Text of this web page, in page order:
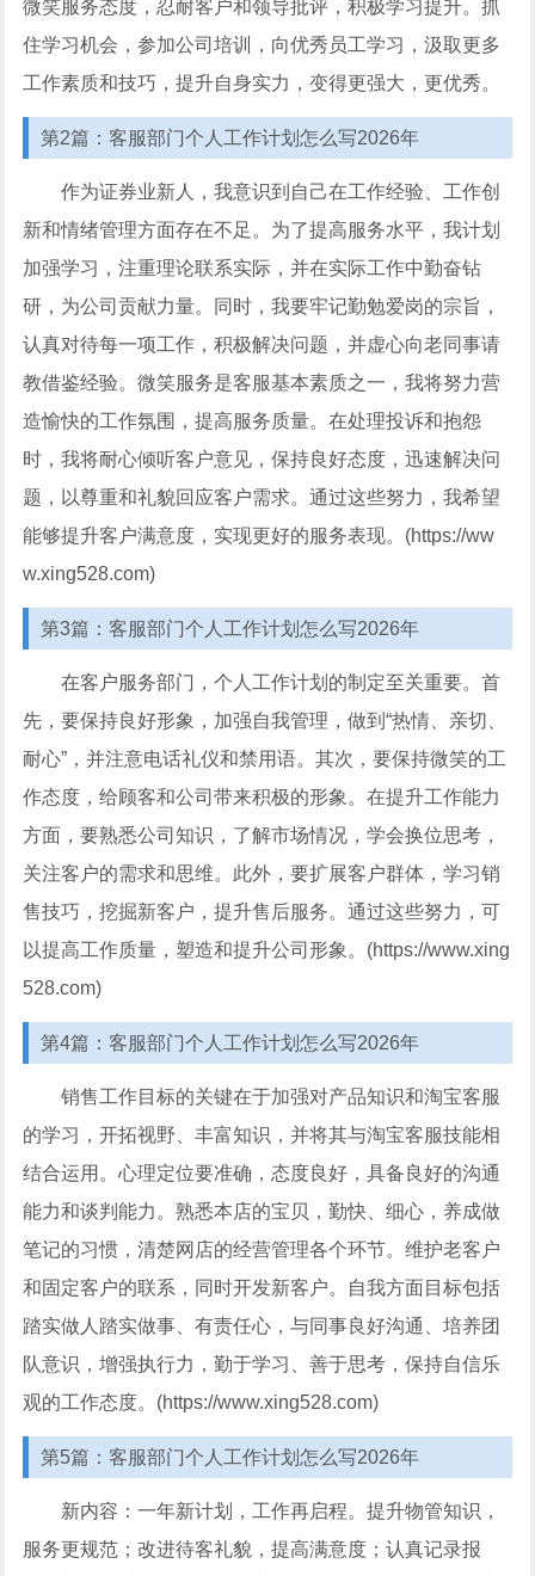
微笑服务态度，忍耐客户和领导批评，积极学习提升。抓
住学习机会，参加公司培训，向优秀员工学习，汲取更多
工作素质和技巧，提升自身实力，变得更强大，更优秀。
第2篇：客服部门个人工作计划怎么写2026年
作为证券业新人，我意识到自己在工作经验、工作创
新和情绪管理方面存在不足。为了提高服务水平，我计划
加强学习，注重理论联系实际，并在实际工作中勤奋钻
研，为公司贡献力量。同时，我要牢记勤勉爱岗的宗旨，
认真对待每一项工作，积极解决问题，并虚心向老同事请
教借鉴经验。微笑服务是客服基本素质之一，我将努力营
造愉快的工作氛围，提高服务质量。在处理投诉和抱怨
时，我将耐心倾听客户意见，保持良好态度，迅速解决问
题，以尊重和礼貌回应客户需求。通过这些努力，我希望
能够提升客户满意度，实现更好的服务表现。(https://ww
w.xing528.com)
第3篇：客服部门个人工作计划怎么写2026年
在客户服务部门，个人工作计划的制定至关重要。首
先，要保持良好形象，加强自我管理，做到“热情、亲切、
耐心”，并注意电话礼仪和禁用语。其次，要保持微笑的工
作态度，给顾客和公司带来积极的形象。在提升工作能力
方面，要熟悉公司知识，了解市场情况，学会换位思考，
关注客户的需求和思维。此外，要扩展客户群体，学习销
售技巧，挖掘新客户，提升售后服务。通过这些努力，可
以提高工作质量，塑造和提升公司形象。(https://www.xing
528.com)
第4篇：客服部门个人工作计划怎么写2026年
销售工作目标的关键在于加强对产品知识和淘宝客服
的学习，开拓视野、丰富知识，并将其与淘宝客服技能相
结合运用。心理定位要准确，态度良好，具备良好的沟通
能力和谈判能力。熟悉本店的宝贝，勤快、细心，养成做
笔记的习惯，清楚网店的经营管理各个环节。维护老客户
和固定客户的联系，同时开发新客户。自我方面目标包括
踏实做人踏实做事、有责任心，与同事良好沟通、培养团
队意识，增强执行力，勤于学习、善于思考，保持自信乐
观的工作态度。(https://www.xing528.com)
第5篇：客服部门个人工作计划怎么写2026年
新内容：一年新计划，工作再启程。提升物管知识，
服务更规范；改进待客礼貌，提高满意度；认真记录报